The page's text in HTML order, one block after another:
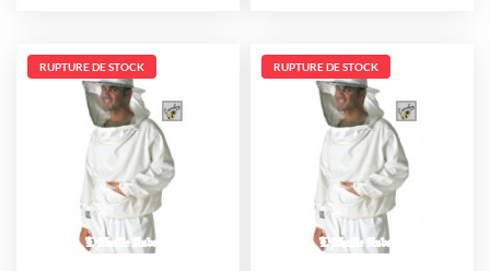
RUPTURE DE STOCK RUPTURE DE STOCK